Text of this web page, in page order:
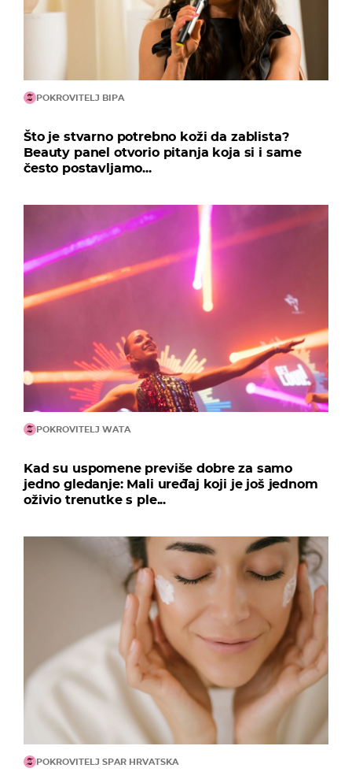
POKROVITELJ BIPA
Što je stvarno potrebno koži da zablista?
Beauty panel otvorio pitanja koja si i same
često postavljamo...
POKROVITELJ WATA
Kad su uspomene previše dobre za samo
jedno gledanje: Mali uređaj koji je još jednom
oživio trenutke s ple...
POKROVITELJ SPAR HRVATSKA